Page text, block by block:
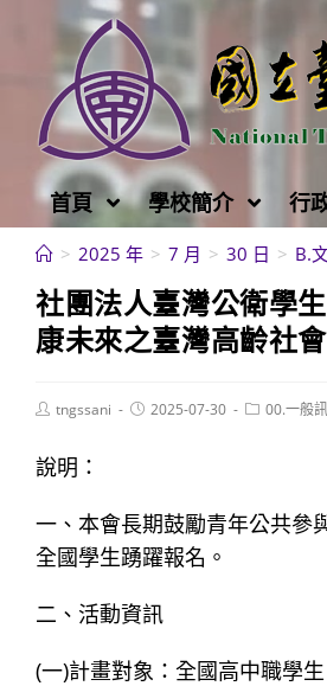
首頁 學校簡介 行
> 2025 年 > 7 月 > 30 日 > B.
社團法人臺灣公衛學
康未來之臺灣高齡社
Posttngssani
Post2025-07-30
Post00.一般
說明：
一、本會長期鼓勵青年公共參
全國學生踴躍報名。
二、活動資訊
(一)計畫對象：全國高中職學生